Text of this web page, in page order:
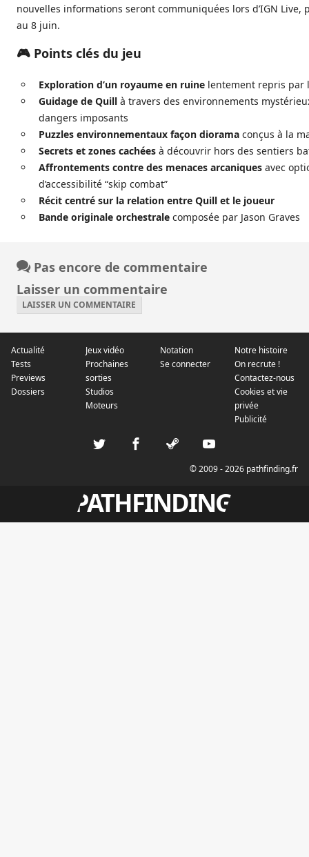
nouvelles informations seront communiquées lors d’IGN Live,
au 8 juin.
🎮 Points clés du jeu
Exploration d’un royaume en ruine lentement repris par
Guidage de Quill à travers des environnements
dangers imposants
Puzzles environnementaux façon diorama conçus à la
Secrets et zones cachées à découvrir hors des sentiers
Affrontements contre des menaces arcaniques avec
d’accessibilité “skip combat”
Récit centré sur la relation entre Quill et le joueur
Bande originale orchestrale composée par Jason Graves
Pas encore de commentaire
Laisser un commentaire
LAISSER UN COMMENTAIRE
Actualité
Tests
Previews
Dossiers
Jeux vidéo
Prochaines
sorties
Studios
Moteurs
Notation
Se connecter
Notre histoire
On recrute !
Contactez-nous
Cookies et vie
privée
Publicité
© 2009 - 2026 pathfinding.fr
PATHFINDING